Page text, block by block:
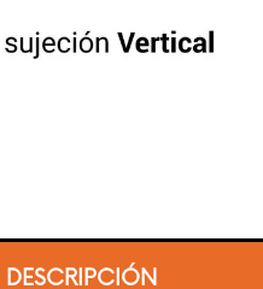
DESCRIPCIÓN